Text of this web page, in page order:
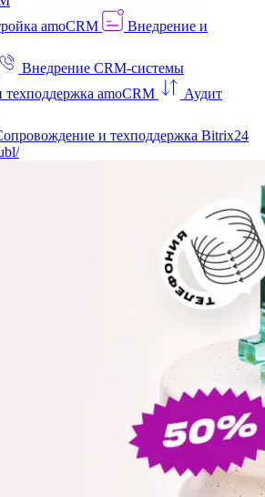
amoCRM
Внедрение и
Внедрение CRM-системы
amoCRM
Аудит
и техподдержка Bitrix24